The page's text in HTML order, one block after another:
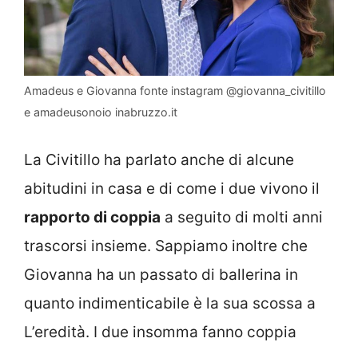
Amadeus e Giovanna fonte instagram @giovanna_civitillo
e amadeusonoio inabruzzo.it
La Civitillo ha parlato anche di alcune
abitudini in casa e di come i due vivono il
rapporto di coppia a seguito di molti anni
trascorsi insieme. Sappiamo inoltre che
Giovanna ha un passato di ballerina in
quanto indimenticabile è la sua scossa a
L’eredità. I due insomma fanno coppia